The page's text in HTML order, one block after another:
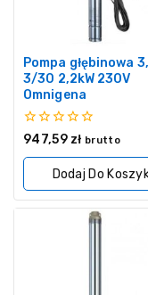
Pompa głębinowa
3/30 2,2kW 230V
Omnigena
0
5
947,59 zł brutto
Dodaj Do